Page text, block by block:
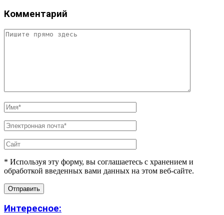
Комментарий
* Используя эту форму, вы соглашаетесь с хранением и
обработкой введенных вами данных на этом веб-сайте.
Интересное: